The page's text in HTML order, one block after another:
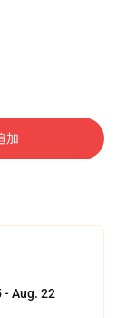
加
- Aug. 22